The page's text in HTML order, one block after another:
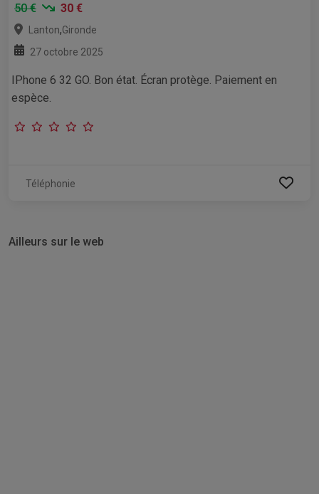
50 €
30 €
Lanton,Gironde
27 octobre 2025
IPhone 6 32 GO. Bon état. Écran protège. Paiement en
espèce.
Téléphonie
Ailleurs sur le web